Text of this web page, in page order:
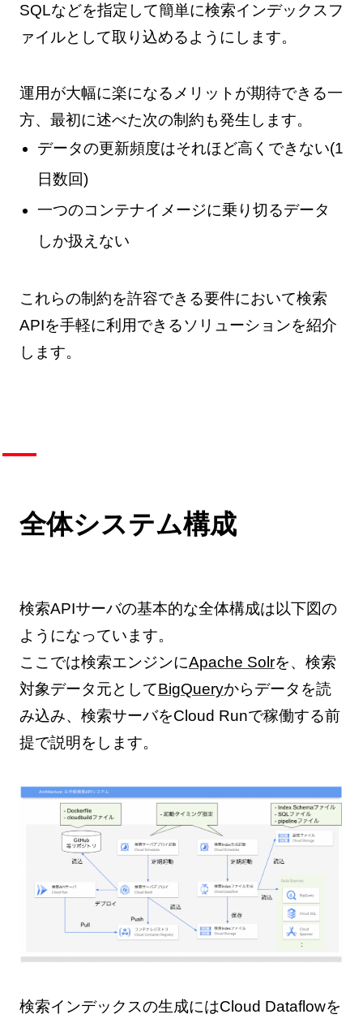
SQLなどを指定して簡単に検索インデックスフ
ァイルとして取り込めるようにします。
運用が大幅に楽になるメリットが期待できる一
方、最初に述べた次の制約も発生します。
データの更新頻度はそれほど高くできない(1
日数回)
一つのコンテナイメージに乗り切るデータ
しか扱えない
これらの制約を許容できる要件において検索
APIを手軽に利用できるソリューションを紹介
します。
全体システム構成
検索APIサーバの基本的な全体構成は以下図の
ようになっています。
ここでは検索エンジンにApache Solrを、検索
対象データ元としてBigQueryからデータを読
み込み、検索サーバをCloud Runで稼働する前
提で説明をします。
検索インデックスの生成にはCloud Dataflowを